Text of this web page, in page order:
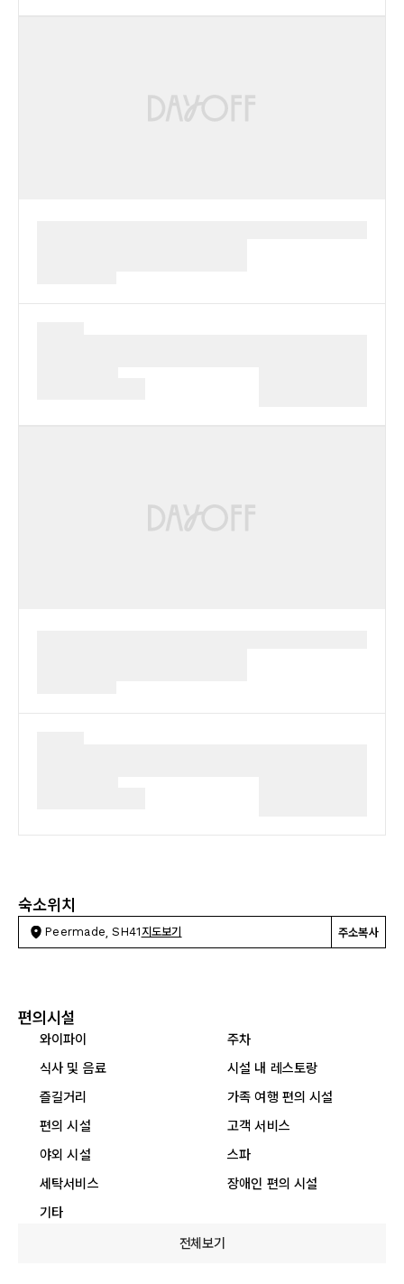
숙소위치
Peermade, SH41 지도보기 주소복사
편의시설
와이파이
주차
식사 및 음료
시설 내 레스토랑
즐길거리
가족 여행 편의 시설
편의 시설
고객 서비스
야외 시설
스파
세탁서비스
장애인 편의 시설
기타
전체보기